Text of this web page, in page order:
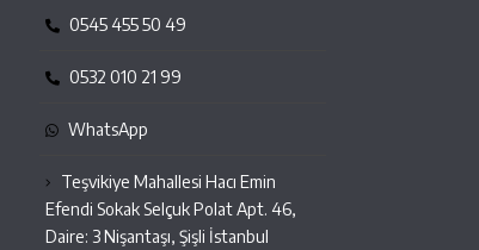
0545 455 50 49
0532 010 21 99
WhatsApp
Teşvikiye Mahallesi Hacı Emin
Efendi Sokak Selçuk Polat Apt. 46,
Daire: 3 Nişantaşı, Şişli İstanbul